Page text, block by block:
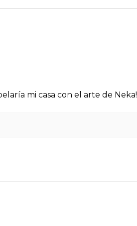
mi casa con el arte de Neka!